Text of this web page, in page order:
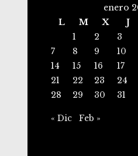
enero
L
M X J
1
2 3
7
8 9 10
14
15 16 17
21
22 23 24
28
29 30 31
« Dic Feb »